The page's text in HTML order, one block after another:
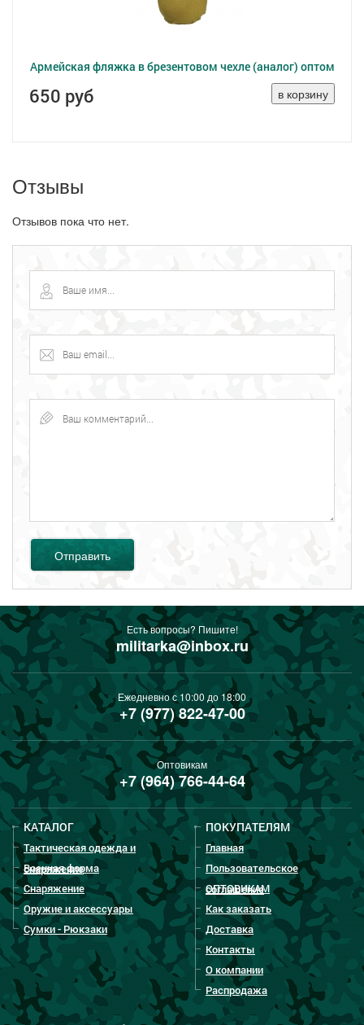
Армейская фляжка в брезентовом чехле (аналог) оптом
650 руб
Отзывы
Отзывов пока что нет.
Отправить
Есть вопросы? Пишите!
militarka@inbox.ru
Ежедневно с 10:00 до 18:00
+7 (977) 822-47-00
Оптовикам
+7 (964) 766-44-64
КАТАЛОГ
Тактическая одежда и
снаряжение
Военная форма
Снаряжение
Оружие и аксессуары
Сумки - Рюкзаки
ПОКУПАТЕЛЯМ
Главная
Пользовательское
соглашение
ОПТОВИКАМ
Как заказать
Доставка
Контакты
О компании
Распродажа